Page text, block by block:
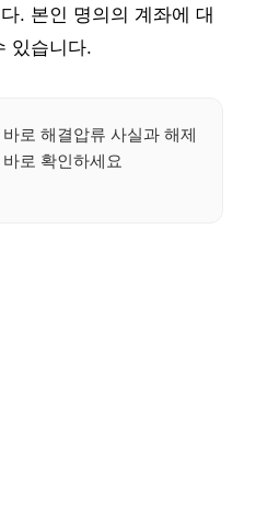
. 본인 명의의 계좌에 대
있습니다.
로 해결압류 사실과 해제
로 확인하세요